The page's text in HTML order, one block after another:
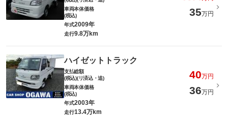
車両本体価格
(税込)
35万円
年式2009年
走行9.8万km
ハイゼットトラック
支払総額
(税込)(リ済込・追)
40万円
車両本体価格
(税込)
36万円
年式2003年
走行13.4万km